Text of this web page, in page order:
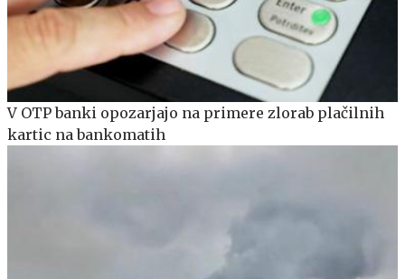
V OTP banki opozarjajo na primere zlorab plačilnih
kartic na bankomatih